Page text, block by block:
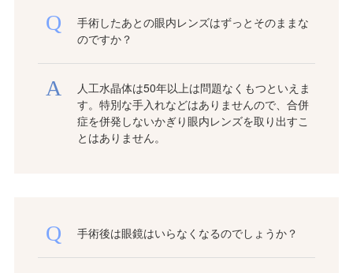
手術したあとの眼内レンズはずっとそのままな
のですか？
人工水晶体は50年以上は問題なくもつといえま
す。特別な手入れなどはありませんので、合併
症を併発しないかぎり眼内レンズを取り出すこ
とはありません。
手術後は眼鏡はいらなくなるのでしょうか？